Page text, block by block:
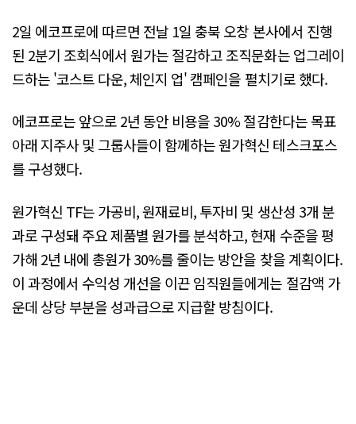
2일 에코프로에 따르면 전날 1일 충북 오창 본사에서 진행
된 2분기 조회식에서 원가는 절감하고 조직문화는 업그레이
드하는 '코스트 다운, 체인지 업' 캠페인을 펼치기로 했다.
에코프로는 앞으로 2년 동안 비용을 30% 절감한다는 목표
아래 지주사 및 그룹사들이 함께하는 원가혁신 테스크포스
를 구성했다.
원가혁신 TF는 가공비, 원재료비, 투자비 및 생산성 3개 분
과로 구성돼 주요 제품별 원가를 분석하고, 현재 수준을 평
가해 2년 내에 총원가 30%를 줄이는 방안을 찾을 계획이다.
이 과정에서 수익성 개선을 이끈 임직원들에게는 절감액 가
운데 상당 부분을 성과급으로 지급할 방침이다.